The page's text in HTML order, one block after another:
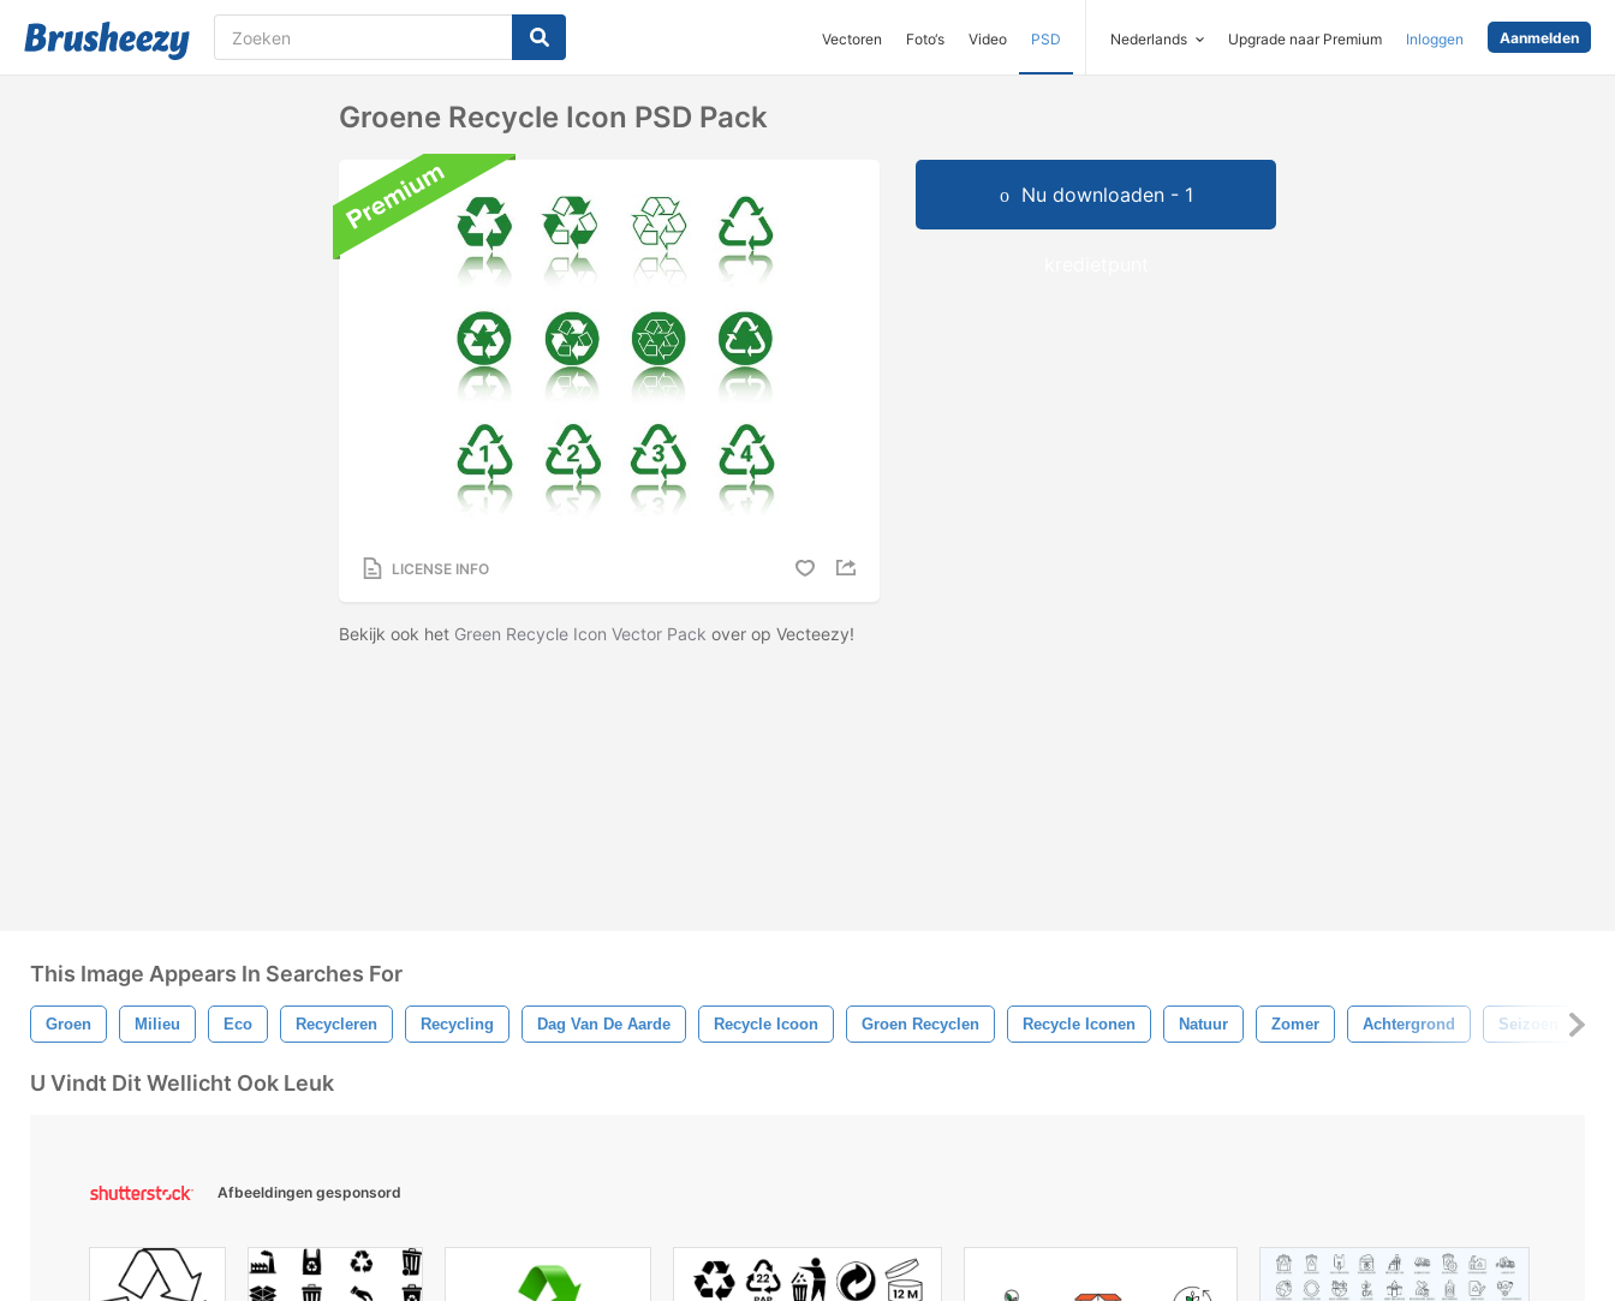
Vectoren Foto‘s Video PSD Nederlands Upgrade naar Premium Inloggen Aanmelden
Groene Recycle Icon PSD Pack
LICENSE INFO
Bekijk ook het Green Recycle Icon Vector Pack over op Vecteezy!
Nu downloaden - 1
This Image Appears In Searches For
Groen Milieu Eco Recycleren Recycling Dag Van De Aarde Recycle Icoon Groen Recyclen Recycle Iconen Natuur Zomer Achtergrond Seizoen
U Vindt Dit Wellicht Ook Leuk
Afbeeldingen gesponsord